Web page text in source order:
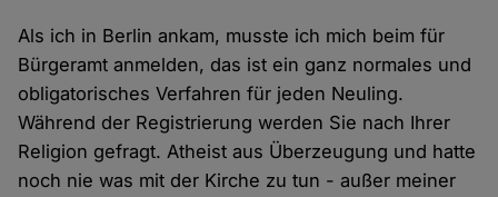
Als ich in Berlin ankam, musste ich mich beim für
Bürgeramt anmelden, das ist ein ganz normales und
obligatorisches Verfahren für jeden Neuling.
Während der Registrierung werden Sie nach Ihrer
Religion gefragt. Atheist aus Überzeugung und hatte
noch nie was mit der Kirche zu tun - außer meiner